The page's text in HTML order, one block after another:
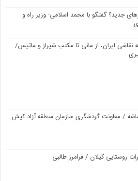
جدید؟ گفتگو با محمد اسلامی- وزیر راه و
نقاشی ایران، از مانی تا مکتب شیراز و ماتیس/
/ معاونت گردشگری سازمان منطقه آزاد کیش
روستایی گیلان / فرامرز طالبی